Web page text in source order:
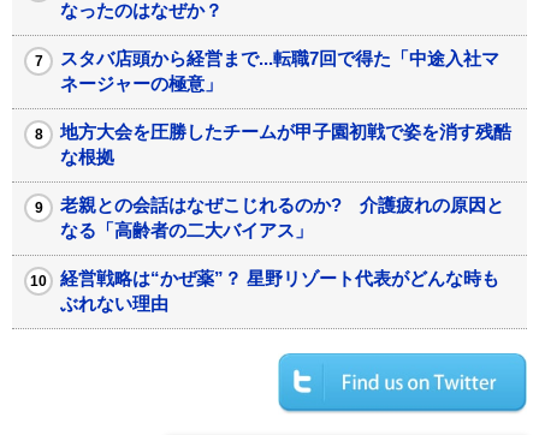
なったのはなぜか？
スタバ店頭から経営まで...転職7回で得た「中途入社マ
ネージャーの極意」
地方大会を圧勝したチームが甲子園初戦で姿を消す残酷
な根拠
老親との会話はなぜこじれるのか? 介護疲れの原因と
なる「高齢者の二大バイアス」
経営戦略は“かぜ薬”？ 星野リゾート代表がどんな時も
ぶれない理由